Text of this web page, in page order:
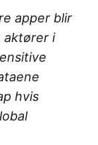
apper blir
aktører i
hvis